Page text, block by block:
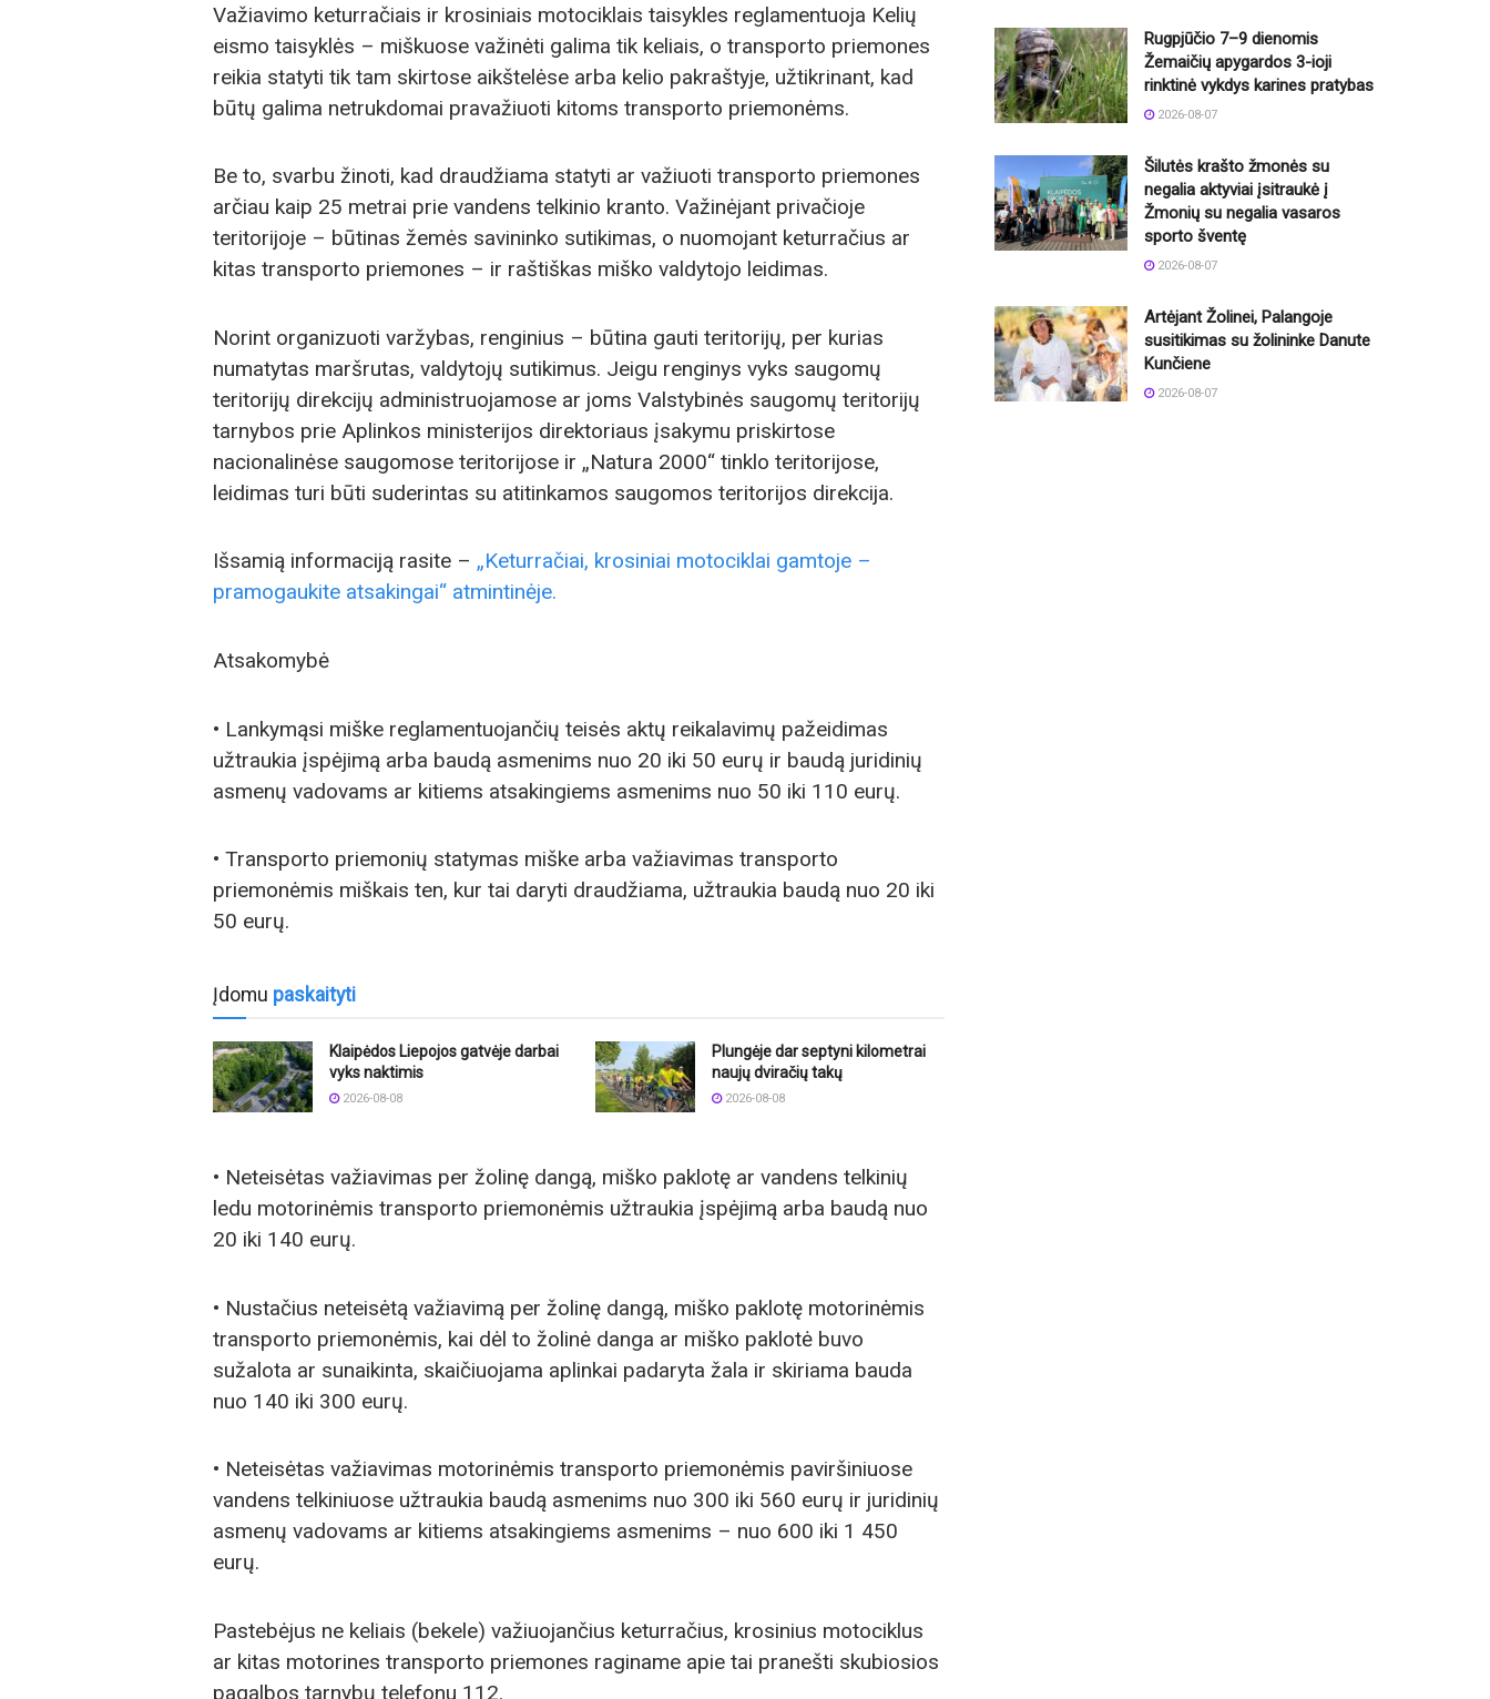
Važiavimo keturračiais ir krosiniais motociklais taisykles reglamentuoja Kelių
eismo taisyklės – miškuose važinėti galima tik keliais, o transporto priemones
reikia statyti tik tam skirtose aikštelėse arba kelio pakraštyje, užtikrinant, kad
būtų galima netrukdomai pravažiuoti kitoms transporto priemonėms.
Be to, svarbu žinoti, kad draudžiama statyti ar važiuoti transporto priemones
arčiau kaip 25 metrai prie vandens telkinio kranto. Važinėjant privačioje
teritorijoje – būtinas žemės savininko sutikimas, o nuomojant keturračius ar
kitas transporto priemones – ir raštiškas miško valdytojo leidimas.
Norint organizuoti varžybas, renginius – būtina gauti teritorijų, per kurias
numatytas maršrutas, valdytojų sutikimus. Jeigu renginys vyks saugomų
teritorijų direkcijų administruojamose ar joms Valstybinės saugomų teritorijų
tarnybos prie Aplinkos ministerijos direktoriaus įsakymu priskirtose
nacionalinėse saugomose teritorijose ir „Natura 2000“ tinklo teritorijose,
leidimas turi būti suderintas su atitinkamos saugomos teritorijos direkcija.
Išsamią informaciją rasite – „Keturračiai, krosiniai motociklai gamtoje –
pramogaukite atsakingai“ atmintinėje.
Atsakomybė
• Lankymąsi miške reglamentuojančių teisės aktų reikalavimų pažeidimas
užtraukia įspėjimą arba baudą asmenims nuo 20 iki 50 eurų ir baudą juridinių
asmenų vadovams ar kitiems atsakingiems asmenims nuo 50 iki 110 eurų.
• Transporto priemonių statymas miške arba važiavimas transporto
priemonėmis miškais ten, kur tai daryti draudžiama, užtraukia baudą nuo 20 iki
50 eurų.
Įdomu paskaityti
Klaipėdos Liepojos gatvėje darbai
vyks naktimis
2026-08-08
Plungėje dar septyni kilometrai
naujų dviračių takų
2026-08-08
• Neteisėtas važiavimas per žolinę dangą, miško paklotę ar vandens telkinių
ledu motorinėmis transporto priemonėmis užtraukia įspėjimą arba baudą nuo
20 iki 140 eurų.
• Nustačius neteisėtą važiavimą per žolinę dangą, miško paklotę motorinėmis
transporto priemonėmis, kai dėl to žolinė danga ar miško paklotė buvo
sužalota ar sunaikinta, skaičiuojama aplinkai padaryta žala ir skiriama bauda
nuo 140 iki 300 eurų.
• Neteisėtas važiavimas motorinėmis transporto priemonėmis paviršiniuose
vandens telkiniuose užtraukia baudą asmenims nuo 300 iki 560 eurų ir juridinių
asmenų vadovams ar kitiems atsakingiems asmenims – nuo 600 iki 1 450
eurų.
Pastebėjus ne keliais (bekele) važiuojančius keturračius, krosinius motociklus
ar kitas motorines transporto priemones raginame apie tai pranešti skubiosios
pagalbos tarnybų telefonu 112.
Rugpjūčio 7–9 dienomis
Žemaičių apygardos 3-ioji
rinktinė vykdys karines pratybas
2026-08-07
Šilutės krašto žmonės su
negalia aktyviai įsitraukė į
Žmonių su negalia vasaros
sporto šventę
2026-08-07
Artėjant Žolinei, Palangoje
susitikimas su žolininke Danute
Kunčiene
2026-08-07